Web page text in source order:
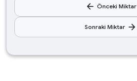
arrow_back Önceki Miktar
Sonraki Miktar arrow_forward